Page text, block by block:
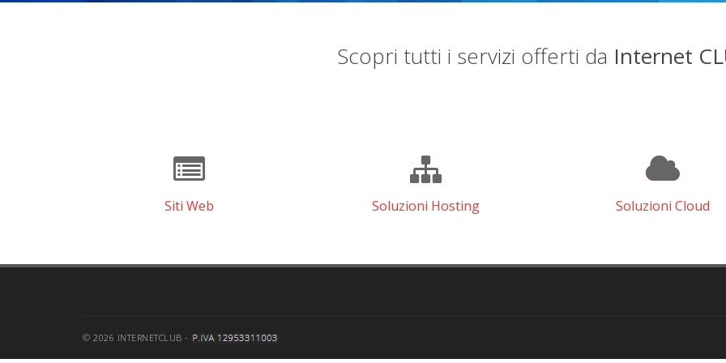
Scopri tutti i servizi offerti da Internet
Siti Web Soluzioni Hosting Soluzioni Cloud
© 2026 INTERNETCLUB -